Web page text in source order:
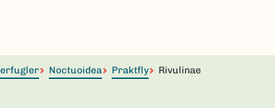
Noctuoidea Praktfly Rivulinae